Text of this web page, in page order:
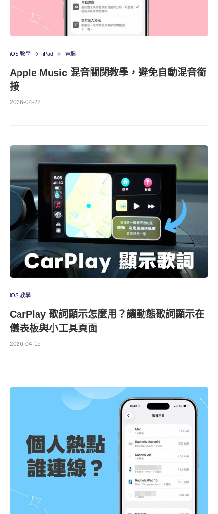
iOS 教學 iPad 電腦
Apple Music 混音關閉教學，避免自動混音銜
接
2026-04-22
iOS 教學
CarPlay 歌詞顯示怎麼用？讓動態歌詞顯示在
儀表板與小工具頁面
2026-04-15